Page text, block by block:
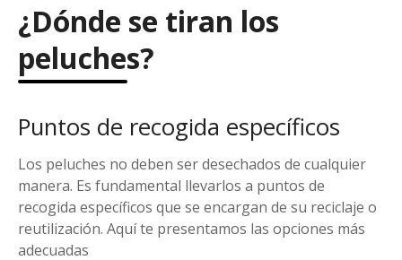
¿Dónde se tiran los
peluches?
Puntos de recogida específicos
Los peluches no deben ser desechados de cualquier
manera. Es fundamental llevarlos a puntos de
recogida específicos que se encargan de su reciclaje o
reutilización. Aquí te presentamos las opciones más
adecuadas